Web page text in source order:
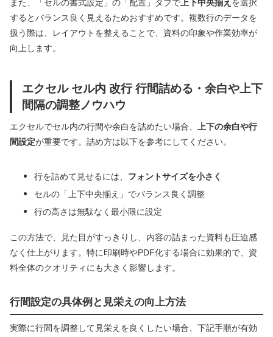
また、「セルの書式設定」の「配置」タブで上下中央揃え を選択
するとバランス良く見えるためおすすめです。複数行のデータを
扱う際は、レイアウトを整えることで、資料の印象や作業効率が
向上します。
エクセル セル内 改行 行間詰める・余白や上下
間隔の調整ノウハウ
エクセルでセル内の行間や余白を詰めたい場合、 上下の余白や行
間設定が重要です。詰め方は以下を参考にしてください。
行を詰めて見せるには、 フォントサイズを小さく
セルの「上下中央揃え」でバランス良く調整
行の高さは無駄なく最小限に設定
この方法で、見た目がすっきりし、内容の詰まった資料も圧迫感
なく仕上がります。特に印刷時やPDF化する場合に効果的で、資
料全体のクオリティにも大きく影響します。
行間設定の具体例と見栄えの向上方法
実際に行間を調整して見栄えを良くしたい場合、下記手順が有効